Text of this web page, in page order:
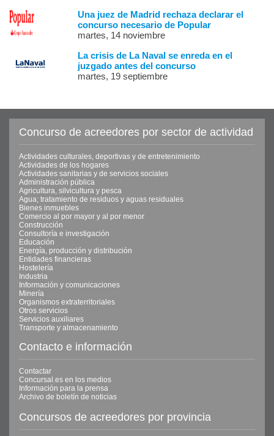
Una juez de Madrid rechaza declarar el
concurso necesario de Popular
martes, 14 noviembre
La crisis de La Naval se enreda en el
juzgado antes del concurso
martes, 19 septiembre
Concurso de acreedores por sector de actividad
Actividades culturales, deportivas y de entretenimiento
Actividades de los hogares
Actividades sanitarias y de servicios sociales
Administración pública
Agricultura, silvicultura y pesca
Agua; tratamiento de residuos y aguas residuales
Bienes inmuebles
Comercio al por mayor y al por menor
Construcción
Consultoría e investigación
Educación
Energía, producción y distribución
Entidades financieras
Hostelería
Industria
Información y comunicaciones
Minería
Organismos extraterritoriales
Otros servicios
Servicios auxiliares
Transporte y almacenamiento
Contacto e información
Contactar
Concursal.es en los medios
Información para la prensa
Archivo de boletín de noticias
Concursos de acreedores por provincia